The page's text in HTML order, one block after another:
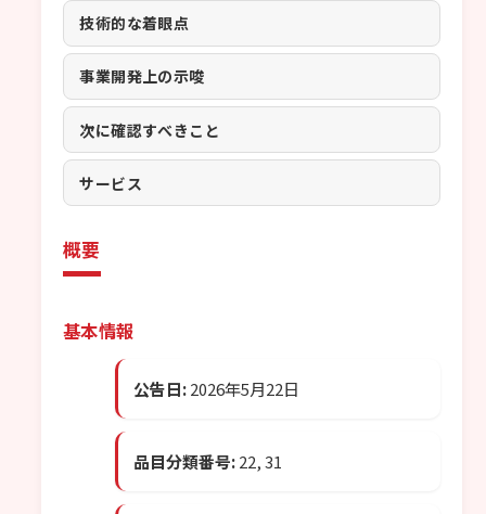
技術的な着眼点
事業開発上の示唆
次に確認すべきこと
サービス
概要
基本情報
公告日:2026年5月22日
品目分類番号:22, 31